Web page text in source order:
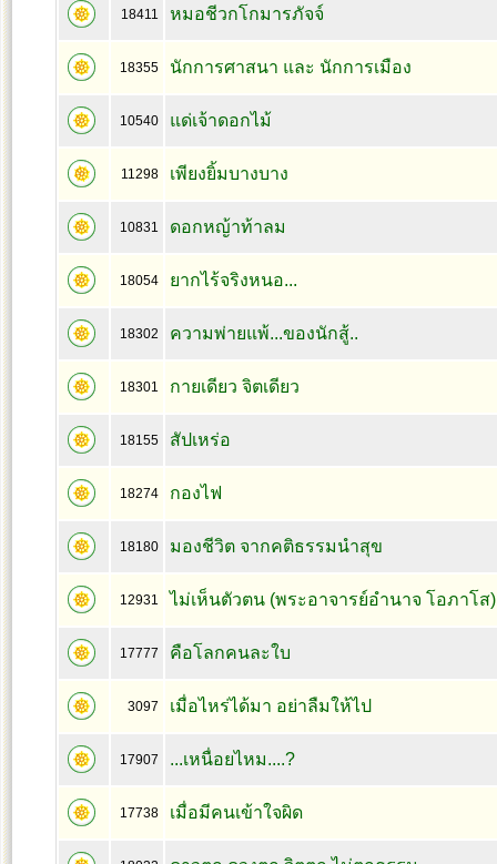
18411 หมอชีวกโกมารภัจจ์
18355 นักการศาสนา และ นักการเมือง
10540 แด่เจ้าดอกไม้
11298 เพียงยิ้มบางบาง
10831 ดอกหญ้าท้าลม
18054 ยากไร้จริงหนอ...
18302 ความพ่ายแพ้...ของนักสู้..
18301 กายเดียว จิตเดียว
18155 สัปเหร่อ
18274 กองไฟ
18180 มองชีวิต จากคติธรรมนำสุข
12931 ไม่เห็นตัวตน (พระอาจารย์อำนาจ โอภาโส)
17777 คือโลกคนละใบ
3097 เมื่อไหร่ได้มา อย่าลืมให้ไป
17907 ...เหนื่อยไหม....?
17738 เมื่อมีคนเข้าใจผิด